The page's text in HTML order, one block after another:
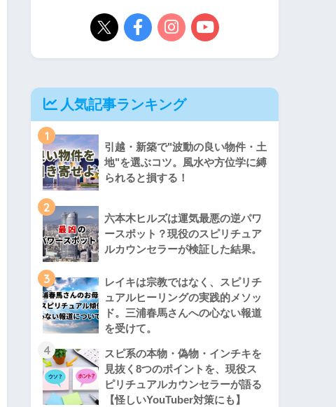
人気記事ランキング
1
引越・新築で"波動の良い物件・土
地"を選ぶコツ。風水や方位学に縛
られると損する！
2
六本木ヒルズは運気最悪の逆パワ
ースポット？現役のスピリチュア
ルカウンセラーが検証した結果。
3
レイキは宗教ではなく、スピリチ
ュアルヒーリングの実践的メソッ
ド。三浦春馬さんへの心ない報道
を受けて。
4
スピ系の本物・偽物・インチキを
見抜く8つのポイントを、現役ス
ピリチュアルカウンセラーが語る
【怪しいYouTuber対策にも】